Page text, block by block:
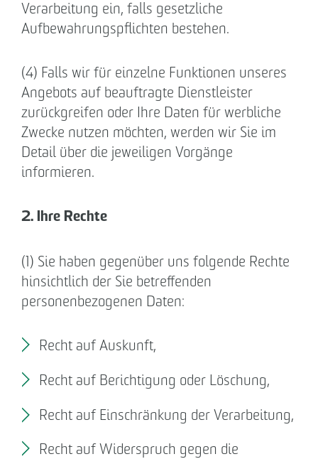
Verarbeitung ein, falls gesetzliche
Aufbewahrungspflichten bestehen.
(4) Falls wir für einzelne Funktionen unseres
Angebots auf beauftragte Dienstleister
zurückgreifen oder Ihre Daten für werbliche
Zwecke nutzen möchten, werden wir Sie im
Detail über die jeweiligen Vorgänge
informieren.
2. Ihre Rechte
(1) Sie haben gegenüber uns folgende Rechte
hinsichtlich der Sie betreffenden
personenbezogenen Daten:
Recht auf Auskunft,
Recht auf Berichtigung oder Löschung,
Recht auf Einschränkung der Verarbeitung,
Recht auf Widerspruch gegen die